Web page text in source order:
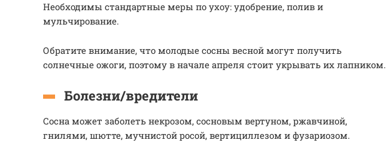
Необходимы стандартные меры по ухоу: удобрение, полив и
мульчирование.
Обратите внимание, что молодые сосны весной могут получить
солнечные ожоги, поэтому в начале апреля стоит укрывать их лапником.
Болезни/вредители
Сосна может заболеть некрозом, сосновым вертуном, ржавчиной,
гнилями, шютте, мучнистой росой, вертициллезом и фузариозом.